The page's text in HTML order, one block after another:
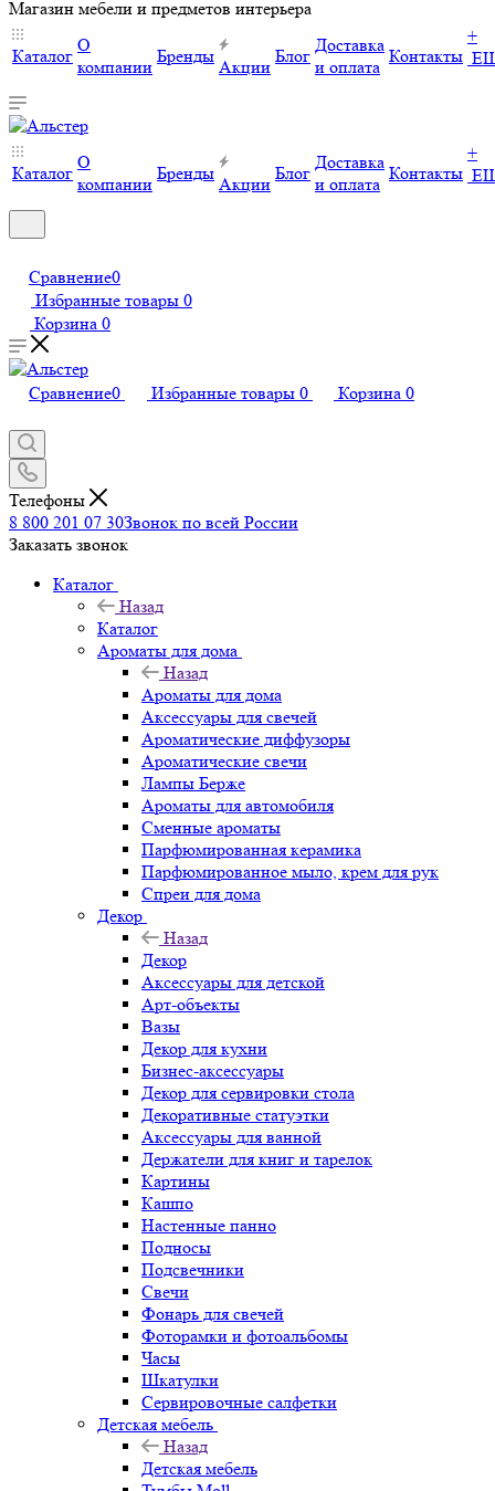
Магазин мебели и предметов интерьера
Каталог
О
компании
Бренды
Акции
Блог
Доставка
и оплата
Контакты
+
Каталог
О
компании
Бренды
Акции
Блог
Доставка
и оплата
Контакты
+
Сравнение0
Избранные товары 0
Корзина 0
Сравнение0 Избранные товары 0 Корзина 0
Телефоны
8 800 201 07 30Звонок по всей России
Заказать звонок
Каталог
Назад
Каталог
Ароматы для дома
Назад
Ароматы для дома
Аксессуары для свечей
Ароматические диффузоры
Ароматические свечи
Лампы Берже
Ароматы для автомобиля
Сменные ароматы
Парфюмированная керамика
Парфюмированное мыло, крем для рук
Спреи для дома
Декор
Назад
Декор
Аксессуары для детской
Арт-объекты
Вазы
Декор для кухни
Бизнес-аксессуары
Декор для сервировки стола
Декоративные статуэтки
Аксессуары для ванной
Держатели для книг и тарелок
Картины
Кашпо
Настенные панно
Подносы
Подсвечники
Свечи
Фонарь для свечей
Фоторамки и фотоальбомы
Часы
Шкатулки
Сервировочные салфетки
Детская мебель
Назад
Детская мебель